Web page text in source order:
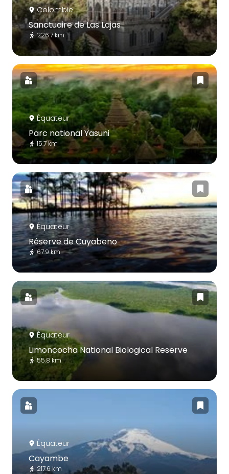
Colombie
Sanctuaire de Las Lajas
226.7 km
Équateur
Parc national Yasuni
15.7 km
Équateur
Réserve de Cuyabeno
67.9 km
Équateur
Limoncocha National Biological Reserve
55.8 km
Équateur
Cayambe
217.6 km